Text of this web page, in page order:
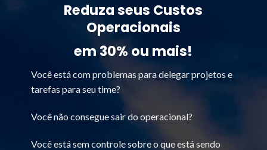
Reduza seus Custos
Operacionais
em 30% ou mais!
Você está com problemas para delegar projetos e
tarefas para seu time?
Você não consegue sair do operacional?
Você está sem controle sobre o que está sendo